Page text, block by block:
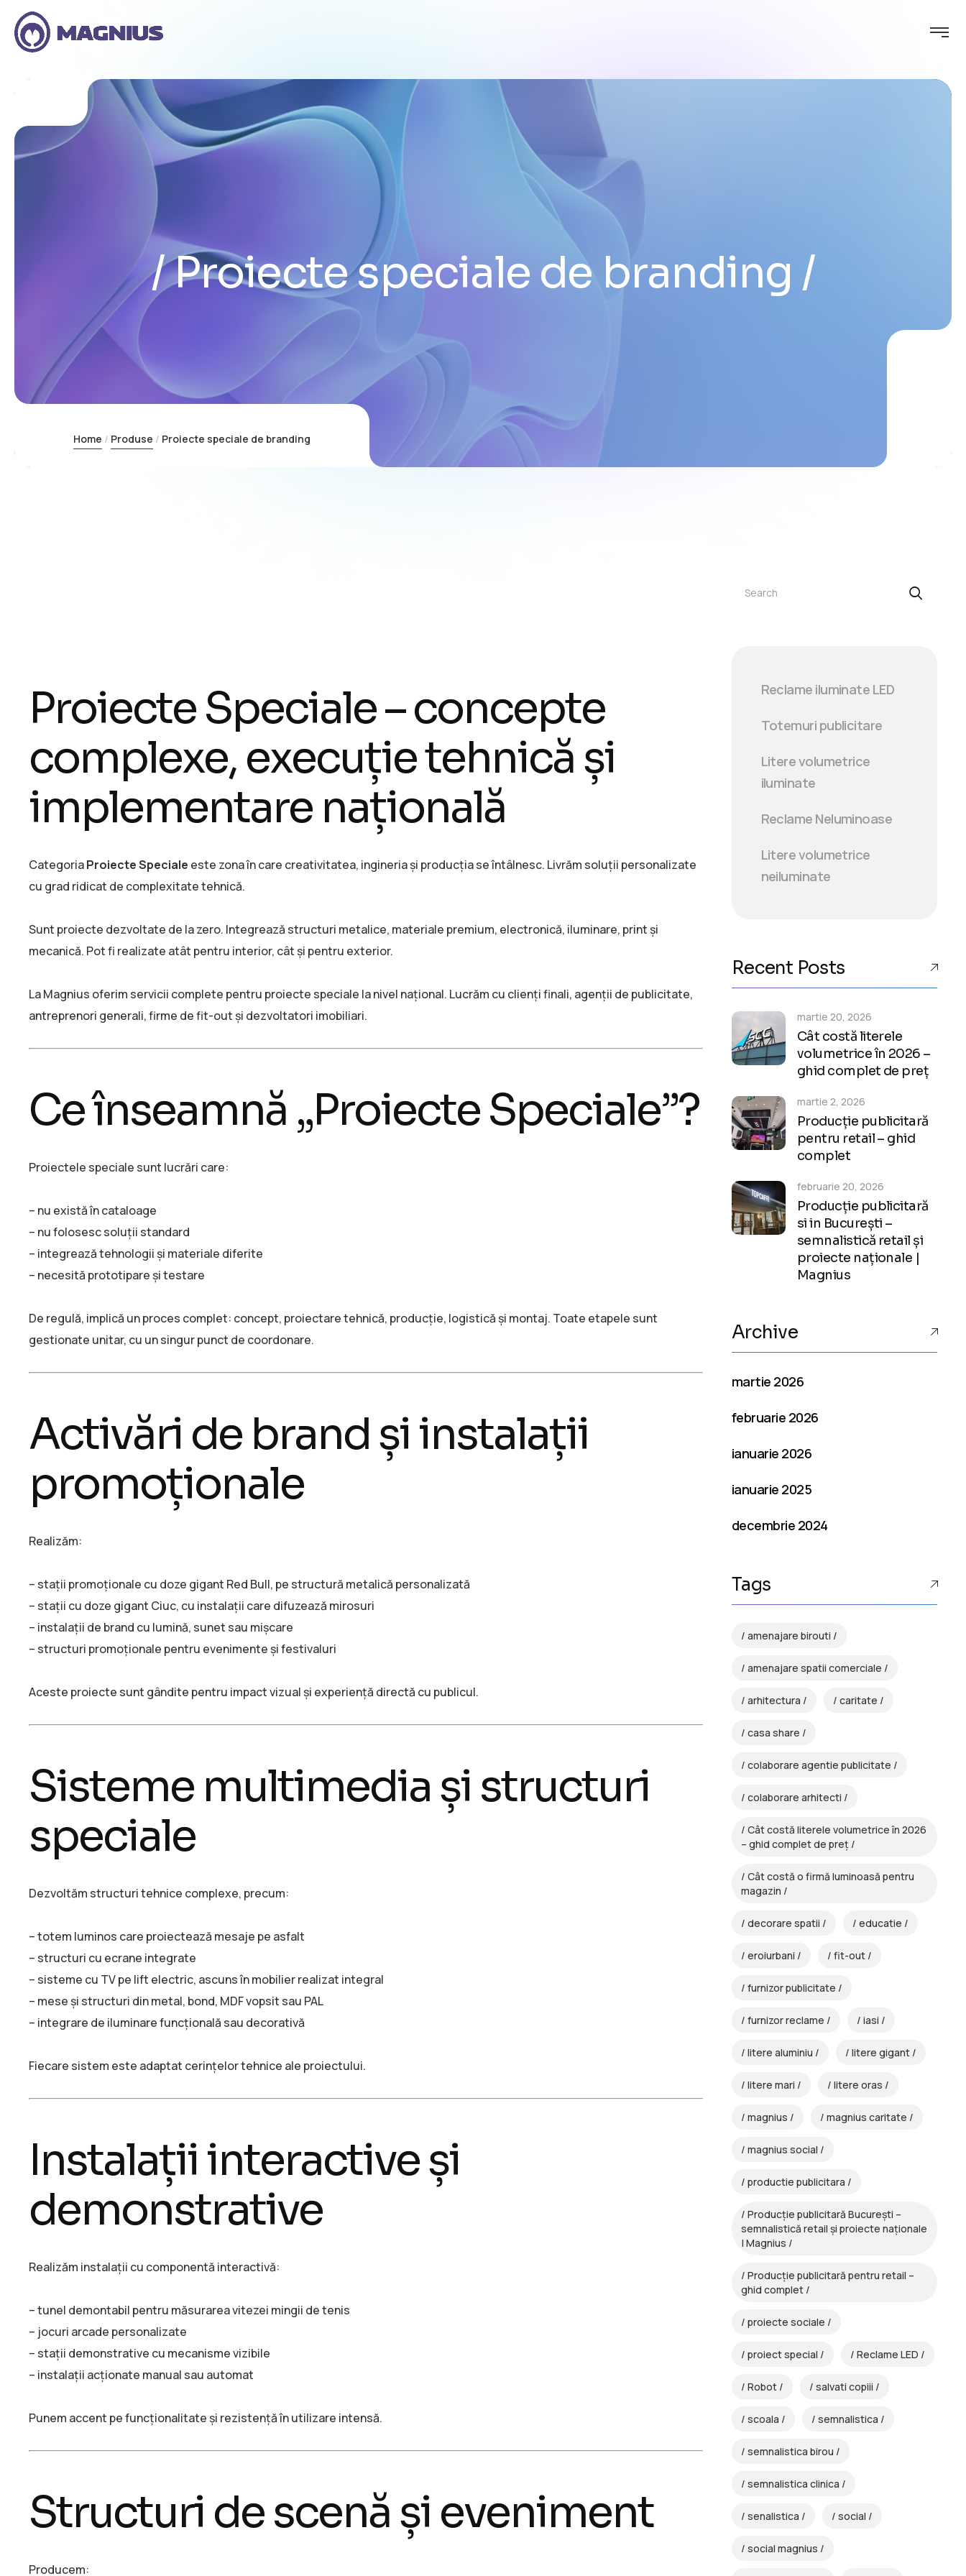
Proiecte speciale de branding
Home Produse Proiecte speciale de branding
Proiecte Speciale – concepte
complexe, execuție tehnică și
implementare națională
CategoriaProiecte Speciale este zona în care creativitatea, ingineria și producția se întâlnesc. Livrăm soluții personalizate
cu grad ridicat de complexitate tehnică.
Sunt proiecte dezvoltate de la zero. Integrează structuri metalice, materiale premium, electronică, iluminare, print și
mecanică. Pot fi realizate atât pentru interior, cât și pentru exterior.
La Magnius oferim servicii complete pentru proiecte speciale la nivel național. Lucrăm cu clienți finali, agenții de publicitate,
antreprenori generali, firme de fit-out și dezvoltatori imobiliari.
Ce înseamnă „Proiecte Speciale”?
Proiectele speciale sunt lucrări care:
– nu există în cataloage
– nu folosesc soluții standard
– integrează tehnologii și materiale diferite
– necesită prototipare și testare
De regulă, implică un proces complet: concept, proiectare tehnică, producție, logistică și montaj. Toate etapele sunt
gestionate unitar, cu un singur punct de coordonare.
Activări de brand și instalații
promoționale
Realizăm:
– stații promoționale cu doze gigant Red Bull, pe structură metalică personalizată
– stații cu doze gigant Ciuc, cu instalații care difuzează mirosuri
– instalații de brand cu lumină, sunet sau mișcare
– structuri promoționale pentru evenimente și festivaluri
Aceste proiecte sunt gândite pentru impact vizual și experiență directă cu publicul.
Sisteme multimedia și structuri
speciale
Dezvoltăm structuri tehnice complexe, precum:
– totem luminos care proiectează mesaje pe asfalt
– structuri cu ecrane integrate
– sisteme cu TV pe lift electric, ascuns în mobilier realizat integral
– mese și structuri din metal, bond, MDF vopsit sau PAL
– integrare de iluminare funcțională sau decorativă
Fiecare sistem este adaptat cerințelor tehnice ale proiectului.
Instalații interactive și
demonstrative
Realizăm instalații cu componentă interactivă:
– tunel demontabil pentru măsurarea vitezei mingii de tenis
– jocuri arcade personalizate
– stații demonstrative cu mecanisme vizibile
– instalații acționate manual sau automat
Punem accent pe funcționalitate și rezistență în utilizare intensă.
Structuri de scenă și eveniment
Producem:
Reclame iluminate LED
Totemuri publicitare
Litere volumetrice
iluminate
Reclame Neluminoase
Litere volumetrice
neiluminate
Recent Posts
Cât costă literele
volumetrice în 2026 –
ghid complet de preț
martie 20, 2026
Producție publicitară
pentru retail – ghid
complet
martie 2, 2026
Producție publicitară
si in București –
semnalistică retail și
proiecte naționale |
Magnius
februarie 20, 2026
Archive
martie 2026
februarie 2026
ianuarie 2026
ianuarie 2025
decembrie 2024
Tags
amenajare birouti
amenajare spatii comerciale
arhitectura caritate
casa share
colaborare agentie publicitate
colaborare arhitecti
Cât costă literele volumetrice în 2026
– ghid complet de preț
Cât costă o firmă luminoasă pentru
magazin
decorare spatii educatie
eroiurbani fit-out
furnizor publicitate
furnizor reclame iasi
litere aluminiu litere gigant
litere mari litere oras
magnius magnius caritate
magnius social
productie publicitara
Producție publicitară București –
semnalistică retail și proiecte naționale
| Magnius
Producție publicitară pentru retail –
ghid complet
proiecte sociale
proiect special Reclame LED
Robot salvati copiii
scoala semnalistica
semnalistica birou
semnalistica clinica
senalistica social
social magnius